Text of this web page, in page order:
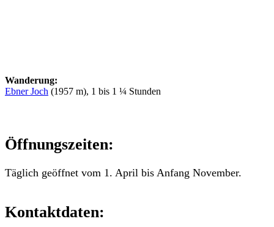
Wanderung:
Ebner Joch (1957 m), 1 bis 1 ¼ Stunden
Öffnungszeiten:
Täglich geöffnet vom 1. April bis Anfang November.
Kontaktdaten: